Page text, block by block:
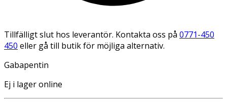
Tillfälligt slut hos leverantör. Kontakta oss på 0771-450
450 eller gå till butik för möjliga alternativ.
Gabapentin
Ej i lager online